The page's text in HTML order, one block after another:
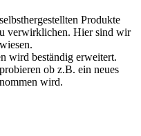
Produkte
verwirklichen. Hier sind wir
wird beständig erweitert.
ob z.B. ein neues
wird.